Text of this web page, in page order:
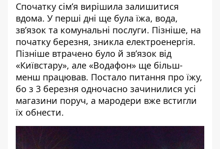
Спочатку сім’я вирішила залишитися
вдома. У перші дні ще була їжа, вода,
зв’язок та комунальні послуги. Пізніше, на
початку березня, зникла електроенергія.
Пізніше втрачено було й зв’язок від
«Київстару», але «Водафон» ще більш-
менш працював. Постало питання про їжу,
бо з 3 березня одночасно зачинилися усі
магазини поруч, а мародери вже встигли
їх обнести.